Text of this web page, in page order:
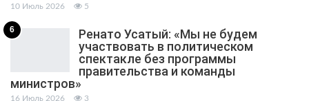
10 Июль 2026 5
6
Ренато Усатый: «Мы не будем
участвовать в политическом
спектакле без программы
правительства и команды
министров»
16 Июль 2026 3